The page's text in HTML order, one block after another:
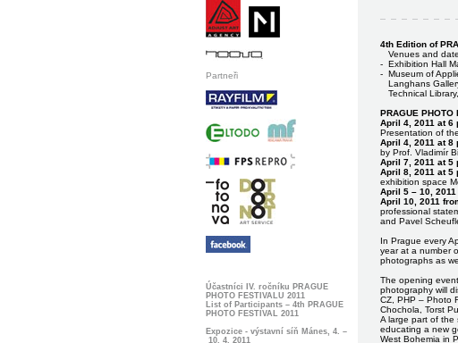
Partneři
Účastníci IV. ročníku PRAGUE
PHOTO FESTIVALU 2011
List of Participants – 4th PRAGUE
PHOTO FESTIVAL 2011
Expozice - výstavní síň Mánes, 4. –
10. 4. 2011
4th Edition of
Venues and
- Exhibition Hall
- Museum of
Langhans
Technical
PRAGUE PHOTO
April 4, 2011 at 6
Presentation of
April 4, 2011 at 8
by Prof. Vladimír
April 7, 2011 at 5
April 8, 2011 at 5
exhibition space
April 5 – 10, 2011
April 10, 2011
professional
and Pavel
In Prague every
year at a number
photographs as
The opening
photography will
CZ, PHP – Photo
Chochola, Torst
A large part of the
educating a new
West Bohemia in